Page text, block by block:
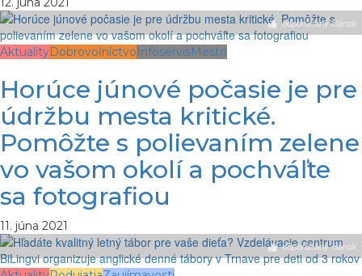
odporúčaný článok
AktualityDobrovoľníctvo InfoservisMesto
Horúce júnové počasie je pre
údržbu mesta kritické.
Pomôžte s polievaním zelene
vo vašom okolí a pochváľte
sa fotografiou
11. júna 2021
odporúčaný článok